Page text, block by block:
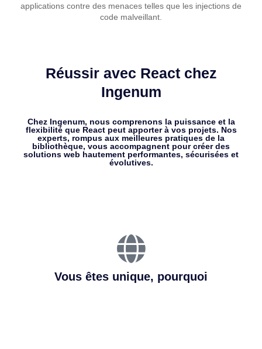
applications contre des menaces telles que les injections de
code malveillant.
Réussir avec React chez
Ingenum
Chez Ingenum, nous comprenons la puissance et la
flexibilité que React peut apporter à vos projets. Nos
experts, rompus aux meilleures pratiques de la
bibliothèque, vous accompagnent pour créer des
solutions web hautement performantes, sécurisées et
évolutives.
Vous êtes unique, pourquoi